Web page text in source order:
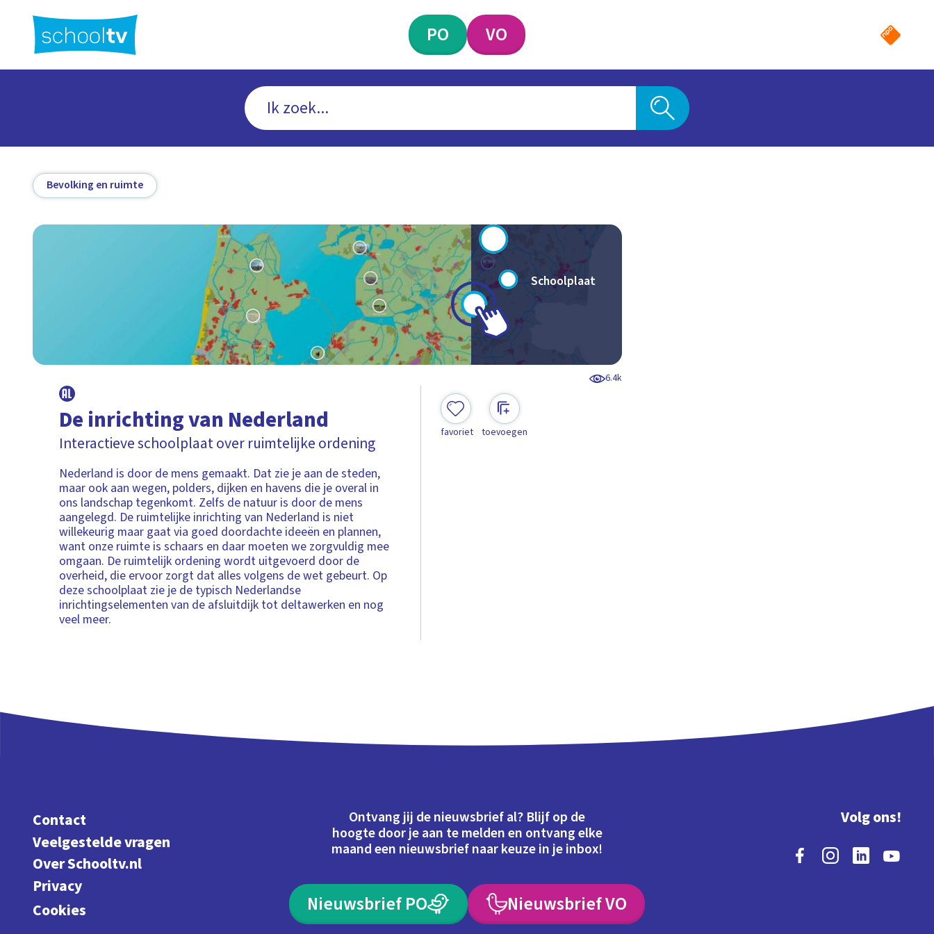
hoofdinhoud
PO VO
Bevolking en ruimte
Schoolplaat
6.4k
De inrichting van Nederland
Interactieve schoolplaat over ruimtelijke ordening
Nederland is door de mens gemaakt. Dat zie je aan de steden,
maar ook aan wegen, polders, dijken en havens die je overal in
ons landschap tegenkomt. Zelfs de natuur is door de mens
aangelegd. De ruimtelijke inrichting van Nederland is niet
willekeurig maar gaat via goed doordachte ideeën en plannen,
want onze ruimte is schaars en daar moeten we zorgvuldig mee
omgaan. De ruimtelijk ordening wordt uitgevoerd door de
overheid, die ervoor zorgt dat alles volgens de wet gebeurt. Op
deze schoolplaat zie je de typisch Nederlandse
inrichtingselementen van de afsluitdijk tot deltawerken en nog
veel meer.
favoriet toevoegen
Contact
Veelgestelde vragen
Over Schooltv.nl
Privacy
Cookies
Ontvang jij de nieuwsbrief al? Blijf op de
hoogte door je aan te melden en ontvang elke
maand een nieuwsbrief naar keuze in je inbox!
Nieuwsbrief PO Nieuwsbrief VO
Volg ons!